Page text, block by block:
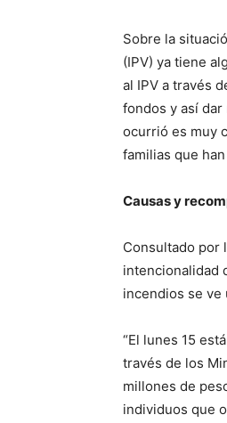
Sobre la
(IPV) ya tiene
al IPV a través
fondos y así dar
ocurrió es muy
familias que
Causas y
Consultado por
intencionalidad
incendios se ve
“El lunes 15
través de los
millones de
individuos que